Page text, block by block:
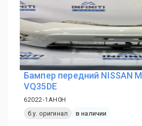
Бампер передний NISSAN
VQ35DE
62022-1AH0H
б.у. оригинал
в наличии